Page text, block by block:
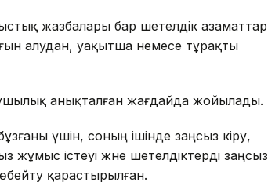
жазбалары бар шетелдік азаматтар
алудан, уақытша немесе тұрақты
анықталған жағдайда жойылады.
үшін, соның ішінде заңсыз кіру,
жұмыс істеуі және шетелдіктерді заңсыз
қарастырылған.